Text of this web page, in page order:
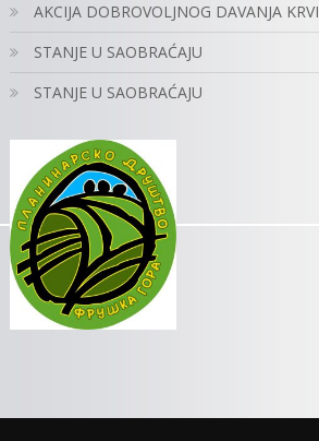
AKCIJA DOBROVOLJNOG DAVANJA KRVI
STANJE U SAOBRAĆAJU
STANJE U SAOBRAĆAJU